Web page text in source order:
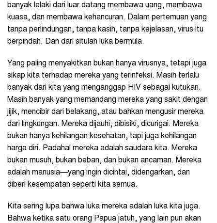
banyak lelaki dari luar datang membawa uang, membawa
kuasa, dan membawa kehancuran. Dalam pertemuan yang
tanpa perlindungan, tanpa kasih, tanpa kejelasan, virus itu
berpindah. Dan dari situlah luka bermula.
Yang paling menyakitkan bukan hanya virusnya, tetapi juga
sikap kita terhadap mereka yang terinfeksi. Masih terlalu
banyak dari kita yang menganggap HIV sebagai kutukan.
Masih banyak yang memandang mereka yang sakit dengan
jijik, mencibir dari belakang, atau bahkan mengusir mereka
dari lingkungan. Mereka dijauhi, dibisiki, dicurigai. Mereka
bukan hanya kehilangan kesehatan, tapi juga kehilangan
harga diri. Padahal mereka adalah saudara kita. Mereka
bukan musuh, bukan beban, dan bukan ancaman. Mereka
adalah manusia—yang ingin dicintai, didengarkan, dan
diberi kesempatan seperti kita semua.
Kita sering lupa bahwa luka mereka adalah luka kita juga.
Bahwa ketika satu orang Papua jatuh, yang lain pun akan